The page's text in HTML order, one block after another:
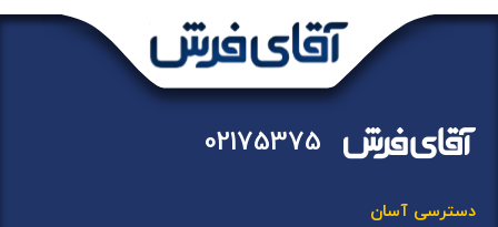
02175375
دسترسی آسان